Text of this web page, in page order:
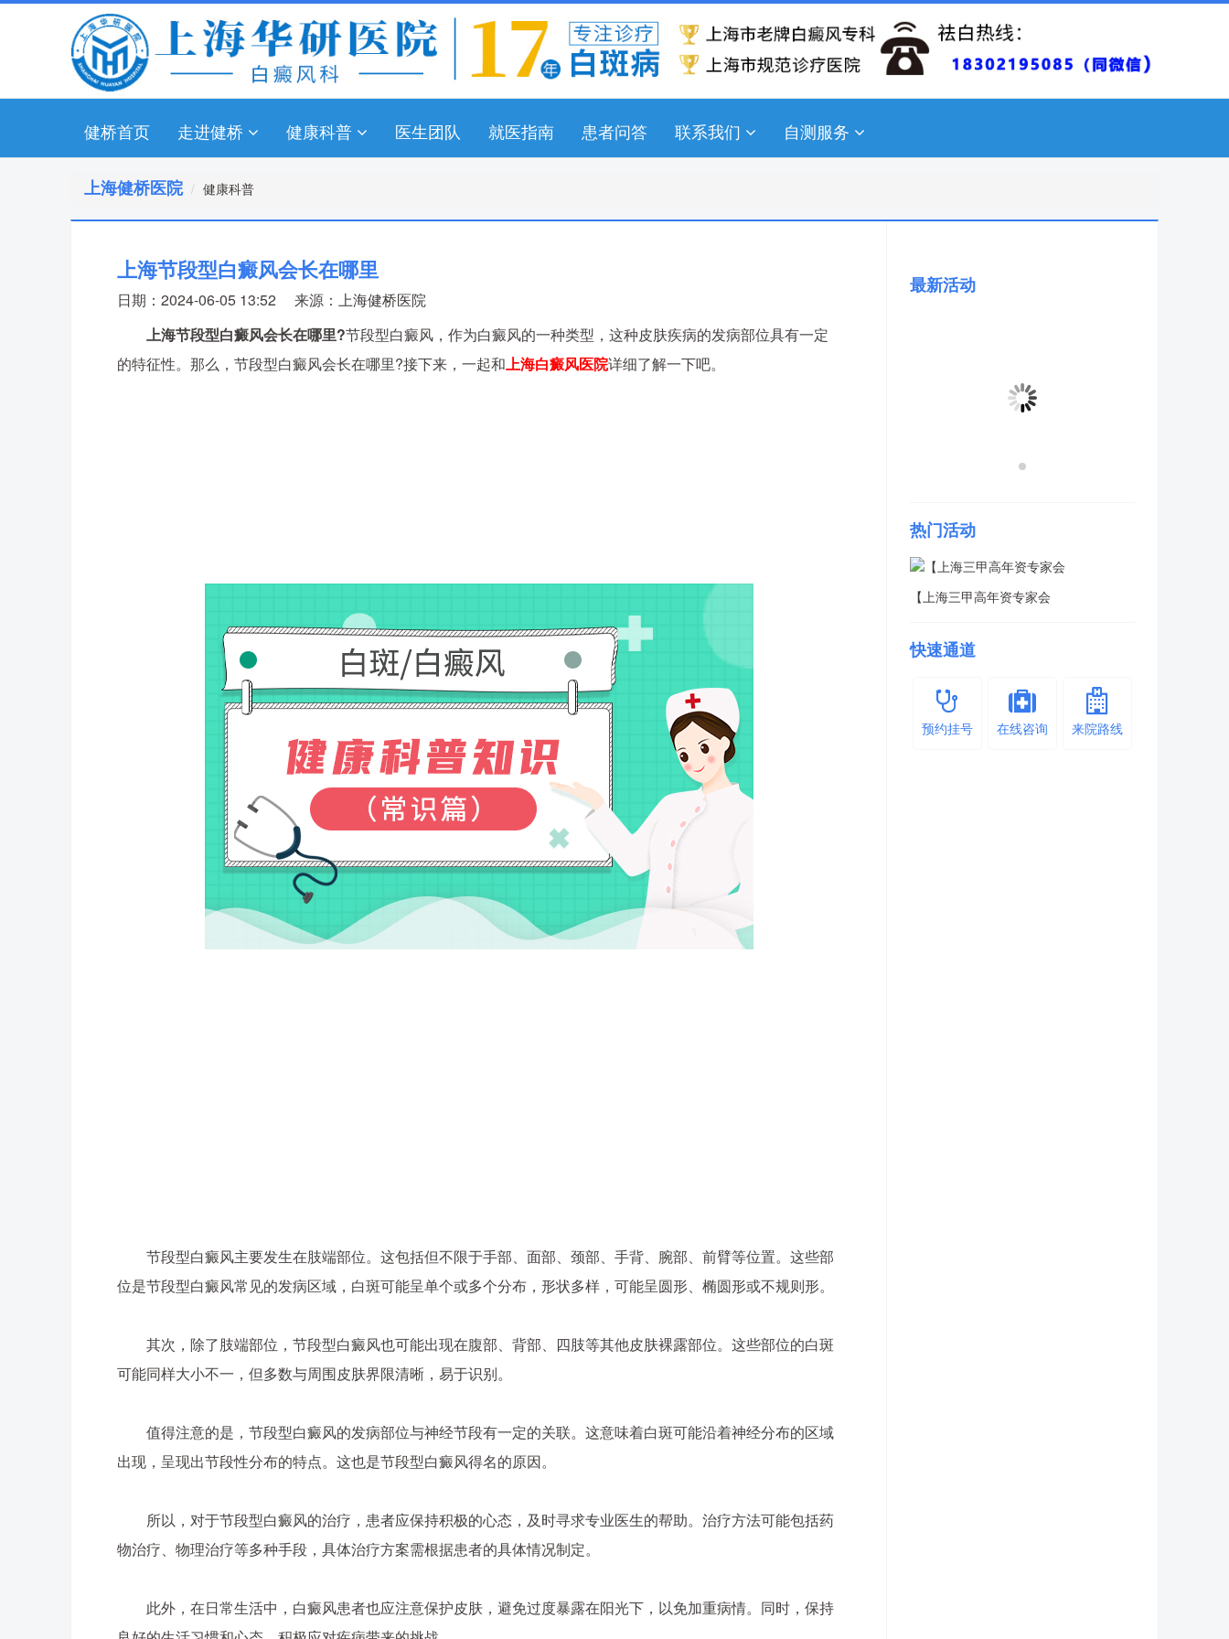
健桥首页 走进健桥 健康科普 医生团队 就医指南 患者问答 联系我们 自测服务
上海健桥医院 健康科普
上海节段型白癜风会长在哪里
日期：2024-06-05 13:52 来源： 上海健桥医院
上海节段型白癜风会长在哪里?节段型白癜风，作为白癜风的一种类型，这种皮肤疾病的发病部位具有一定
的特征性。那么，节段型白癜风会长在哪里?接下来，一起和上海白癜风医院详细了解一下吧。
节段型白癜风主要发生在肢端部位。这包括但不限于手部、面部、颈部、手背、腕部、前臂等位置。这些部
位是节段型白癜风常见的发病区域，白斑可能呈单个或多个分布，形状多样，可能呈圆形、椭圆形或不规则形。
其次，除了肢端部位，节段型白癜风也可能出现在腹部、背部、四肢等其他皮肤裸露部位。这些部位的白斑
可能同样大小不一，但多数与周围皮肤界限清晰，易于识别。
值得注意的是，节段型白癜风的发病部位与神经节段有一定的关联。这意味着白斑可能沿着神经分布的区域
出现，呈现出节段性分布的特点。这也是节段型白癜风得名的原因。
所以，对于节段型白癜风的治疗，患者应保持积极的心态，及时寻求专业医生的帮助。治疗方法可能包括药
物治疗、物理治疗等多种手段，具体治疗方案需根据患者的具体情况制定。
此外，在日常生活中，白癜风患者也应注意保护皮肤，避免过度暴露在阳光下，以免加重病情。同时，保持
最新活动
热门活动
【上海三甲高年资专家会
快速通道
预约挂号 在线咨询 来院路线